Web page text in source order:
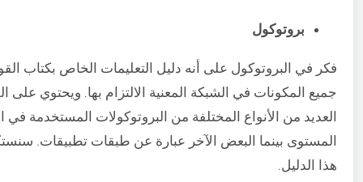
بروتوكول
فكر في البروتوكول على أنه دليل التعليمات الخاص بكتاب
جميع المكونات في الشبكة المعنية الالتزام بها. ويحتوي على
المستوى بينما البعض الآخر عبارة عن طبقات تطبيقات.
هذا الدليل.